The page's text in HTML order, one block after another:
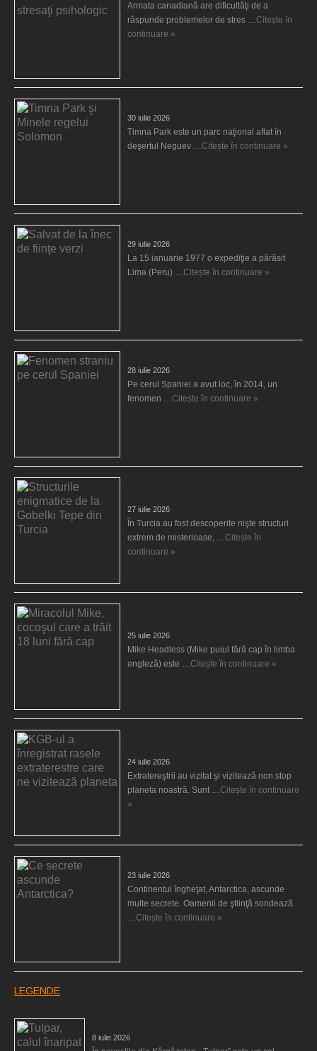
Armata canadiană are dificultăţi de a
răspunde problemelor de stres …Citește în
continuare »
30 iulie 2026
Timna Park este un parc naţional aflat în
deşertul Neguev …Citește în continuare »
29 iulie 2026
La 15 ianuarie 1977 o expediţie a părăsit
Lima (Peru) …Citește în continuare »
28 iulie 2026
Pe cerul Spaniei a avut loc, în 2014, un
fenomen …Citește în continuare »
27 iulie 2026
În Turcia au fost descoperite nişte structuri
extrem de misterioase, …Citește în
continuare »
25 iulie 2026
Mike Headless (Mike puiul fără cap în limba
engleză) este …Citește în continuare »
24 iulie 2026
Extratereştrii au vizitat şi vizitează non stop
planeta noastră. Sunt …Citește în continuare
»
23 iulie 2026
Continentul îngheţat, Antarctica, ascunde
multe secrete. Oamenii de ştiinţă sondează
…Citește în continuare »
LEGENDE
8 iulie 2026